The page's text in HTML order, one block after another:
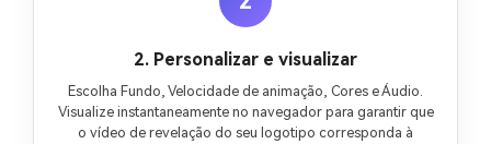
2. Personalizar e visualizar
Escolha Fundo, Velocidade de animação, Cores e Áudio.
Visualize instantaneamente no navegador para garantir que
o vídeo de revelação do seu logotipo corresponda à